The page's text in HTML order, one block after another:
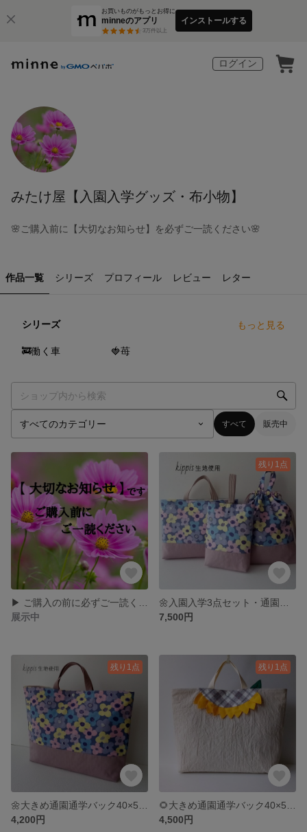
お買いものがもっとお得に
minneのアプリ
3万件以上
インストールする
ログイン
みたけ屋【入園入学グッズ・布小物】
🌸ご購入前に【大切なお知らせ】を必ずご一読ください🌸
作品一覧 シリーズ プロフィール レビュー レター
シリーズ もっと見る
🚒働く車 🍓苺
すべて 販売中
展示中
残り1点
7,500円
残り1点
4,200円
残り1点
4,500円